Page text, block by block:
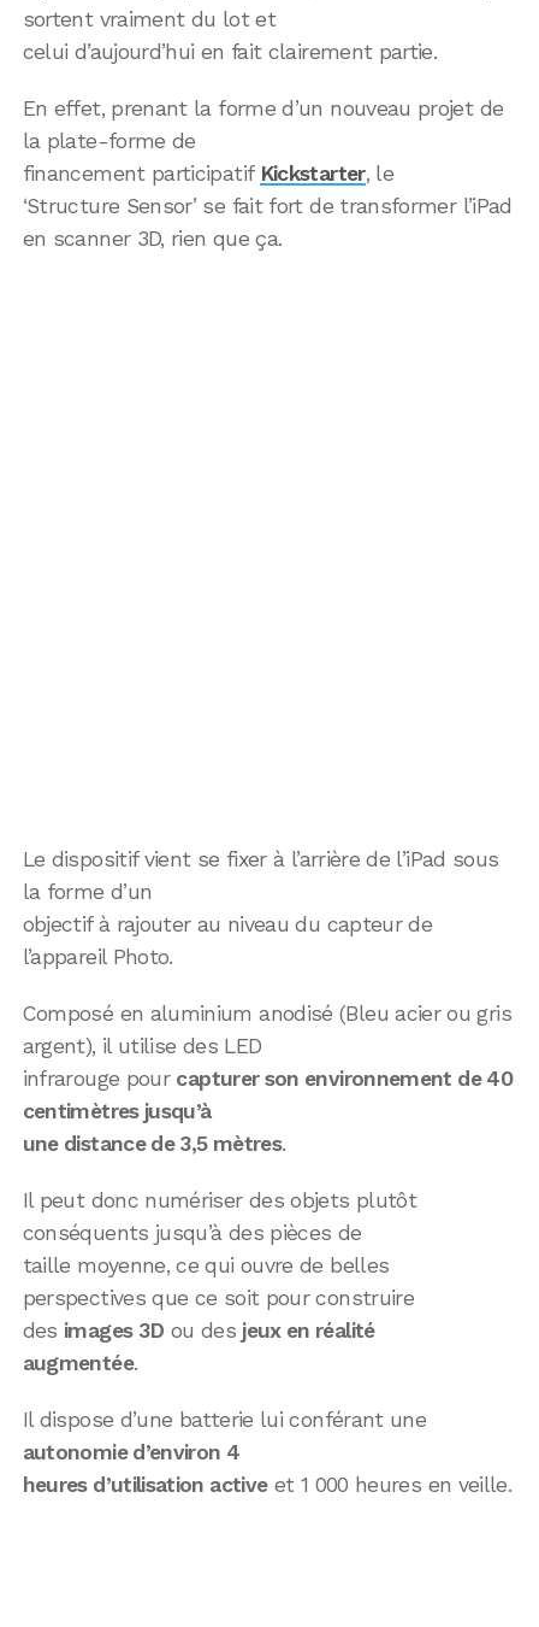
sortent vraiment du lot et
celui d’aujourd’hui en fait clairement partie.
En effet, prenant la forme d’un nouveau projet de
la plate-forme de
financement participatif Kickstarter, le
‘Structure Sensor’ se fait fort de transformer l’iPad
en scanner 3D, rien que ça.
Le dispositif vient se fixer à l’arrière de l’iPad sous
la forme d’un
objectif à rajouter au niveau du capteur de
l’appareil Photo.
Composé en aluminium anodisé (Bleu acier ou gris
argent), il utilise des LED
infrarouge pour capturer son environnement de 40
centimètres jusqu’à
une distance de 3,5 mètres.
Il peut donc numériser des objets plutôt
conséquents jusqu’à des pièces de
taille moyenne, ce qui ouvre de belles
perspectives que ce soit pour construire
des images 3D ou des jeux en réalité
augmentée.
Il dispose d’une batterie lui conférant une
autonomie d’environ 4
heures d’utilisation activeet 1 000 heures en veille.